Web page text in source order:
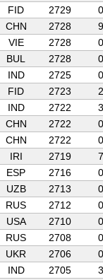
FID 2729
0
CHN 2728
9
VIE 2728
0
BUL 2728
0
IND 2725
0
FID 2723
2
IND 2722
3
CHN 2722
0
CHN 2722
0
IRI 2719
7
ESP 2716
0
UZB 2713
0
RUS 2712
0
USA 2710
0
RUS 2708
0
UKR 2706
0
IND 2705
3